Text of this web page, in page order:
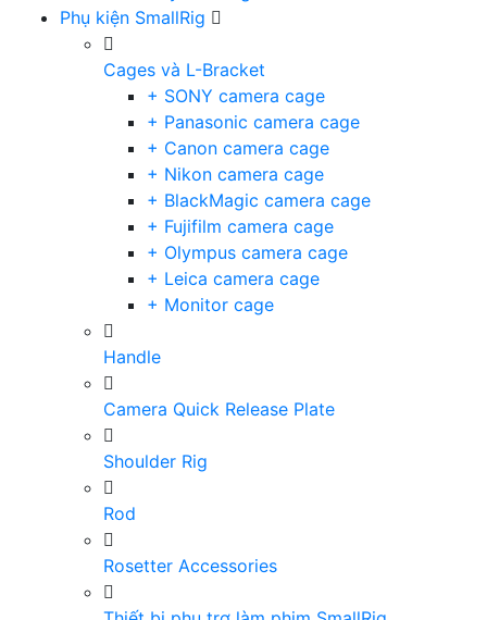
Phụ kiện SmallRig
Cages và L-Bracket
+ SONY camera cage
+ Panasonic camera cage
+ Canon camera cage
+ Nikon camera cage
+ BlackMagic camera cage
+ Fujifilm camera cage
+ Olympus camera cage
+ Leica camera cage
+ Monitor cage
Handle
Camera Quick Release Plate
Shoulder Rig
Rod
Rosetter Accessories